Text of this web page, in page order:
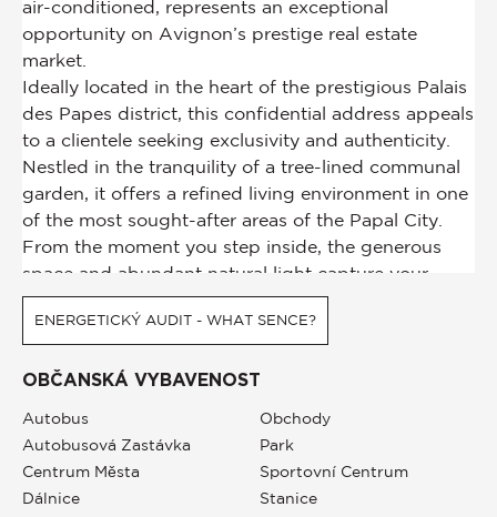
ENERGETICKÝ AUDIT - WHAT SENCE?
OBČANSKÁ VYBAVENOST
Autobus
Autobusová Zastávka
Centrum Města
Dálnice
Obchody
Park
Sportovní Centrum
Stanice